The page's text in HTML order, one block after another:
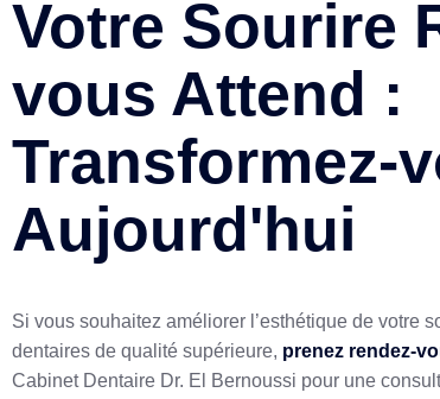
Votre Sourire
vous Attend :
Transformez-
Aujourd'hui
Si vous souhaitez améliorer l’esthétique de votre
dentaires de qualité supérieure, prenez rendez-
Cabinet Dentaire Dr. El Bernoussi pour une